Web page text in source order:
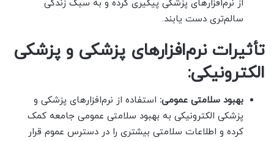
از نرم‌افزارهای پزشکی پیگیری کرده و به سبک زندگی
سالم‌تری دست یابند.
تأثیرات نرم‌افزارهای پزشکی و پزشکی
الکترونیکی:
بهبود سلامتی عمومی: استفاده از نرم‌افزارهای پزشکی و
پزشکی الکترونیکی به بهبود سلامتی عمومی جامعه کمک
کرده و اطلاعات سلامتی بیشتری را در دسترس عموم قرار